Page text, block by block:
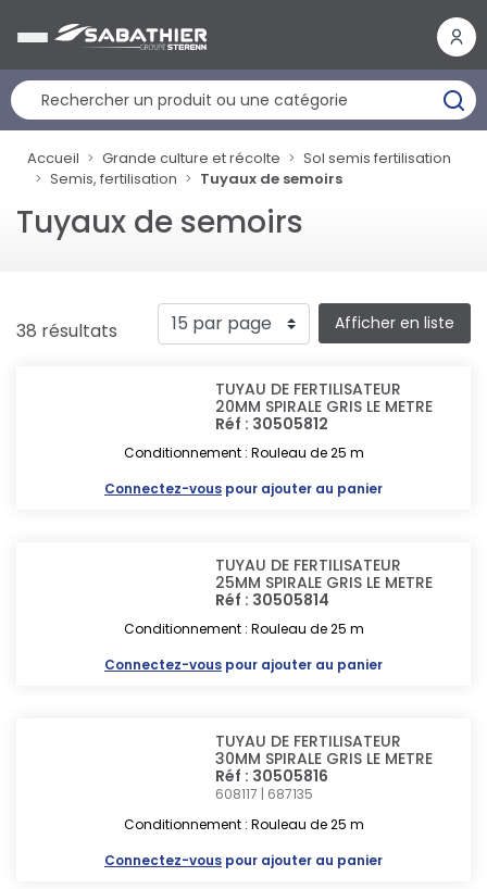
Accueil Grande culture et récolte
Sol semis fertilisation
Semis, fertilisation
Tuyaux de semoirs
Tuyaux de semoirs
38 résultats Afficher en liste
TUYAU DE FERTILISATEUR
20MM SPIRALE GRIS LE METRE
Réf : 30505812
Conditionnement : Rouleau de 25 m
Connectez-vous pour ajouter au panier
TUYAU DE FERTILISATEUR
25MM SPIRALE GRIS LE METRE
Réf : 30505814
Conditionnement : Rouleau de 25 m
Connectez-vous pour ajouter au panier
TUYAU DE FERTILISATEUR
30MM SPIRALE GRIS LE METRE
Réf : 30505816
608117 | 687135
Conditionnement : Rouleau de 25 m
Connectez-vous pour ajouter au panier